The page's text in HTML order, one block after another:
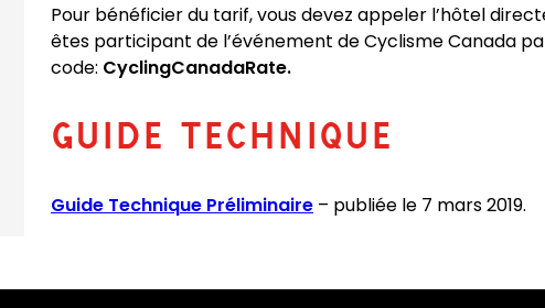
t
e
m
p
Pour bénéficier du tarif, vous devez appeler l’hôtel
êtes participant de l’événement de Cyclisme Canada
code: CyclingCanadaRate.
GUIDE TECHNIQUE
Guide Technique Préliminaire(
e
– publiée le 7 mars 2019.